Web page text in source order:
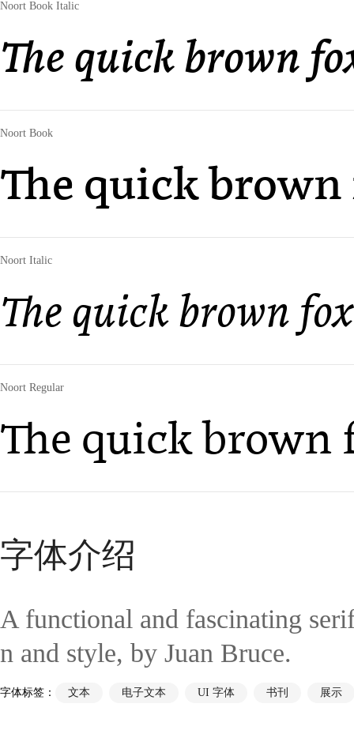
Noort Book Italic
The quick brown
Noort Book
The quick brown
Noort Italic
The quick brown
Noort Regular
The quick brown
字体介绍
A functional and fascinating
n and style, by Juan Bruce.
字体标签： 文本 电子文本 UI 字体 书刊 展示